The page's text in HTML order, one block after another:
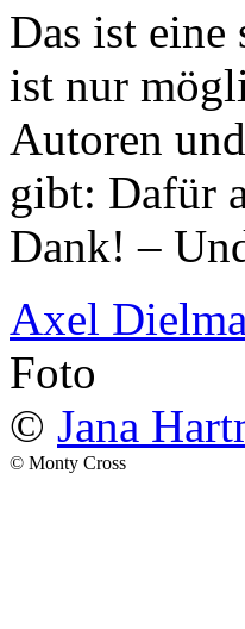
Das ist
ist nur
Autoren
gibt: Dafür
Dank! –
Axel
Foto
© Jana
© Monty Cross